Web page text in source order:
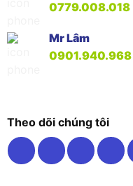
0779.008.018
Mr Lâm
0901.940.968
Theo dõi chúng tôi